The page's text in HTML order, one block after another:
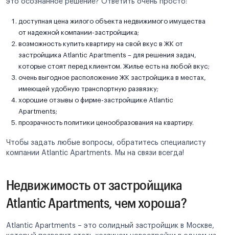
это осознанное решение? Ответить очень просто:
доступная цена жилого объекта недвижимого имущества
от надежной компании-застройщика;
возможность купить квартиру на свой вкус в ЖК от
застройщика Atlantic Apartments – для решения задач,
которые стоят перед клиентом. Жилье есть на любой вкус;
очень выгодное расположение ЖК застройщика в местах,
имеющей удобную транспортную развязку;
хорошие отзывы о фирме-застройщике Atlantic
Apartments;
прозрачность политики ценообразования на квартиру.
Чтобы задать любые вопросы, обратитесь специалисту
компании Atlantic Apartments. Мы на связи всегда!
Недвижимость от застройщика
Atlantic Apartments, чем хороша?
Atlantic Apartments – это солидный застройщик в Москве,